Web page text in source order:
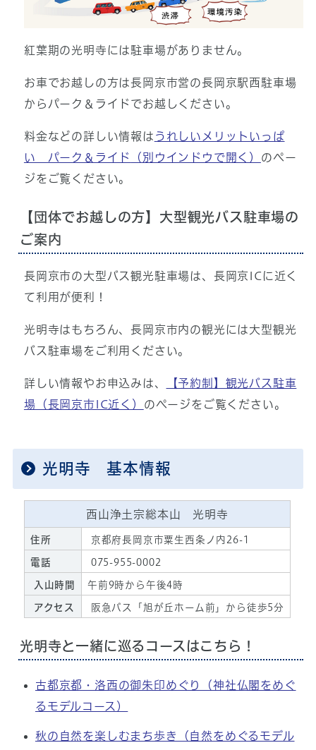
紅葉期の光明寺には駐車場がありません。
お車でお越しの方は長岡京市営の長岡京駅西駐車場
からパーク＆ライドでお越しください。
料金などの詳しい情報は うれしいメリットいっぱ
い パーク＆ライド
（別ウインドウで開く） のペー
ジをご覧ください。
【団体でお越しの方】大型観光バス駐車場の
ご案内
長岡京市の大型バス観光駐車場は、長岡京ICに近く
て利用が便利！
光明寺はもちろん、長岡京市内の観光には大型観光
バス駐車場をご利用ください。
詳しい情報やお申込みは、
【予約制】観光バス駐車
場（長岡京市IC近く） のページをご覧ください。
光明寺 基本情報
西山浄土宗総本山 光明寺
住所 京都府長岡京市粟生西条ノ内26-1
電話 075-955-0002
入山時間 午前9時から午後4時
アクセス 阪急バス「旭が丘ホーム前」から徒歩5分
光明寺と一緒に巡るコースはこちら！
古都京都・洛西の御朱印めぐり（神社仏閣をめぐ
るモデルコース）
秋の自然を楽しむまち歩き（自然をめぐるモデル